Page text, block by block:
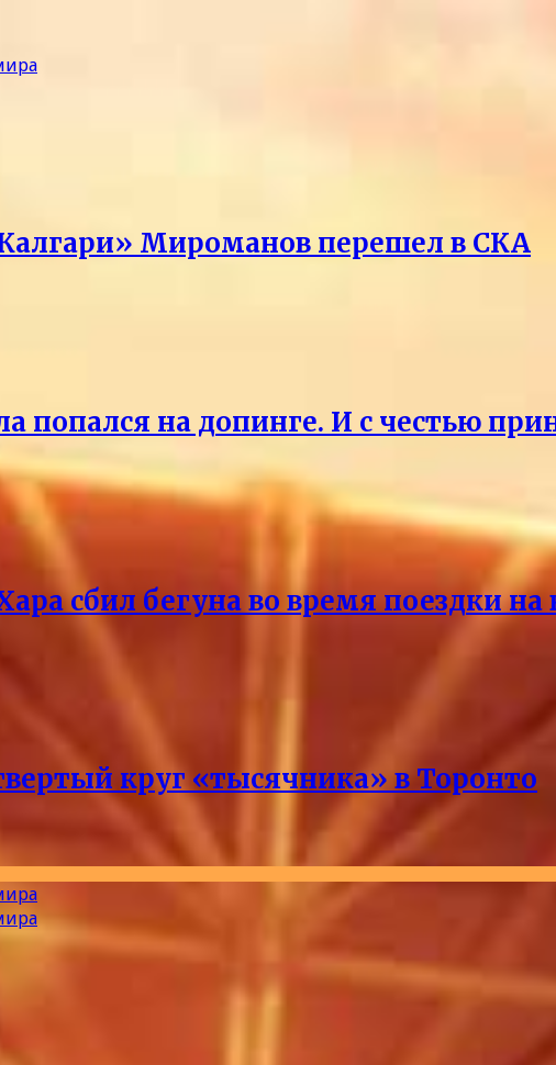
Мироманов перешел в СКА
попался на допинге. И с честью
сбил бегуна во время поездки на
круг «тысячника» в Торонто